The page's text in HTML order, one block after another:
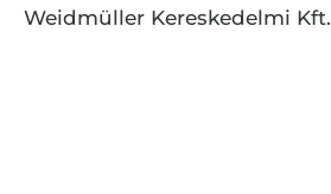
Weidmüller Kereskedelmi Kft.